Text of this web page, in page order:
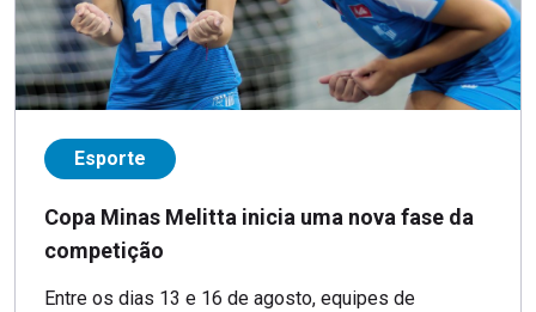
Esporte
Copa Minas Melitta inicia uma nova fase da
competição
Entre os dias 13 e 16 de agosto, equipes de